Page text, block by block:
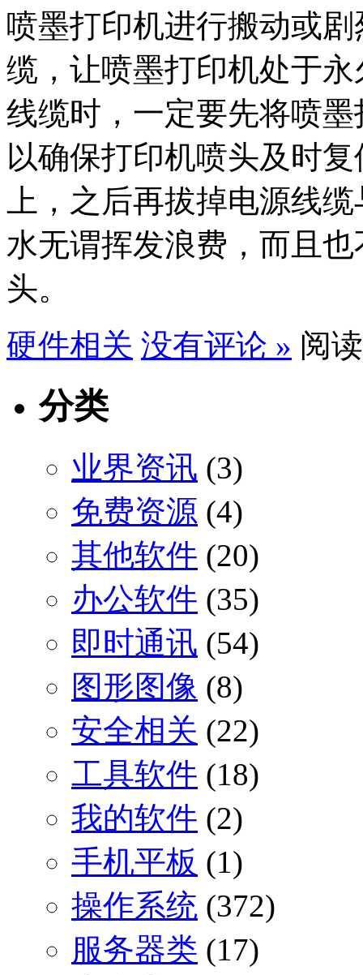
喷墨打印机进行搬动或
缆，让喷墨打印机处于
线缆时，一定要先将喷
以确保打印机喷头及时
上，之后再拔掉电源线
水无谓挥发浪费，而且
头。
硬件相关 没有评论 » 阅
分类
业界资讯 (3)
免费资源 (4)
其他软件 (20)
办公软件 (35)
即时通讯 (54)
图形图像 (8)
安全相关 (22)
工具软件 (18)
我的软件 (2)
手机平板 (1)
操作系统 (372)
服务器类 (17)